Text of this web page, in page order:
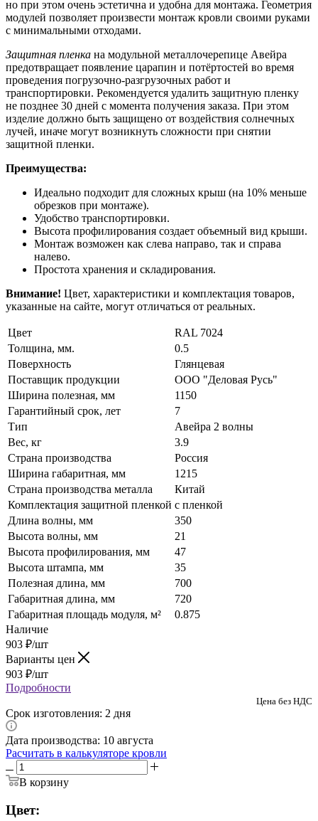
но при этом очень эстетична и удобна для монтажа. Геометрия
модулей позволяет произвести монтаж кровли своими руками
с минимальными отходами.
Защитная пленка на модульной металлочерепице Авейра
предотвращает появление царапин и потёртостей во время
проведения погрузочно-разгрузочных работ и
транспортировки. Рекомендуется удалить защитную пленку
не позднее 30 дней с момента получения заказа. При этом
изделие должно быть защищено от воздействия солнечных
лучей, иначе могут возникнуть сложности при снятии
защитной пленки.
Преимущества:
Идеально подходит для сложных крыш (на 10% меньше
обрезков при монтаже).
Удобство транспортировки.
Высота профилирования создает объемный вид крыши.
Монтаж возможен как слева направо, так и справа
налево.
Простота хранения и складирования.
Внимание! Цвет, характеристики и комплектация товаров,
указанные на сайте, могут отличаться от реальных.
Цвет
RAL 7024
Толщина, мм.
0.5
Поверхность
Глянцевая
Поставщик продукции
ООО "Деловая Русь"
Ширина полезная, мм
1150
Гарантийный срок, лет
7
Тип
Авейра 2 волны
Вес, кг
3.9
Страна производства
Россия
Ширина габаритная, мм
1215
Страна производства металла
Китай
Комплектация защитной пленкой с пленкой
Длина волны, мм
350
Высота волны, мм
21
Высота профилирования, мм
47
Высота штампа, мм
35
Полезная длина, мм
700
Габаритная длина, мм
720
Габаритная площадь модуля, м²
0.875
Наличие
903 ₽/шт
Варианты цен
903 ₽/шт
Подробности
Цена без НДС
Срок изготовления: 2 дня
Дата производства: 10 августа
Расчитать в калькуляторе кровли
В корзину
Цвет: